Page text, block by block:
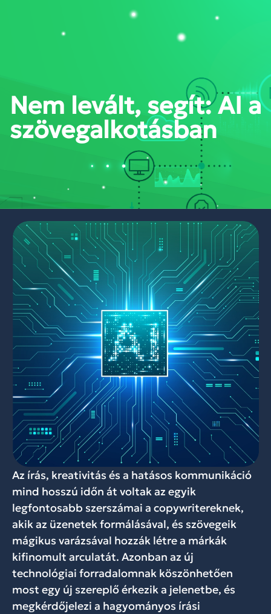
PORTÁL BELÉPÉS
Nem levált, segít: AI a
szövegalkotásban
Az írás, kreativitás és a hatásos kommunikáció
mind hosszú időn át voltak az egyik
legfontosabb szerszámai a copywritereknek,
akik az üzenetek formálásával, és szövegeik
mágikus varázsával hozzák létre a márkák
kifinomult arculatát. Azonban az új
technológiai forradalomnak köszönhetően
most egy új szereplő érkezik a jelenetbe, és
megkérdőjelezi a hagyományos írási